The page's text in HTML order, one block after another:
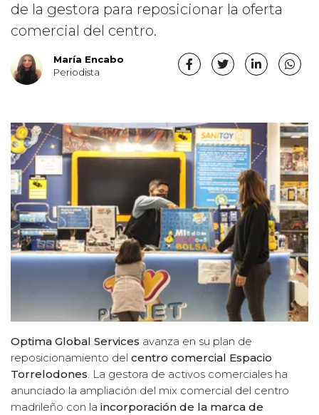
de la gestora para reposicionar la oferta
comercial del centro.
María Encabo
Periodista
Optima Global Services avanza en su plan de
reposicionamiento del centro comercial Espacio
Torrelodones. La gestora de activos comerciales ha
anunciado la ampliación del mix comercial del centro
madrileño con la incorporación de la marca de